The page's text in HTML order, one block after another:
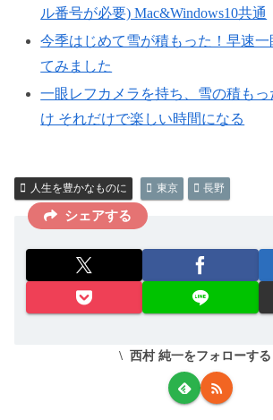
ル番号が必要) Mac&Windows10共通
今季はじめて雪が積もった！早速一
てみました
一眼レフカメラを持ち、雪の積も
け それだけで楽しい時間になる
人生を豊かなものに 東京 長野
シェアする
西村 純一をフォローする